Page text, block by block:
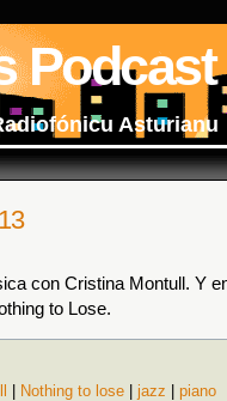
Podcast
Asturianu
con Cristina Montull. Y
to Lose.
Nothing to lose jazz
piano